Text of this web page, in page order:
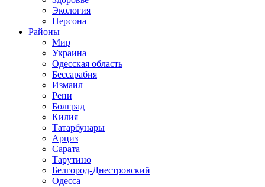
Экология
Персона
Районы
Мир
Украина
Одесская область
Бессарабия
Измаил
Рени
Болград
Килия
Татарбунары
Арциз
Сарата
Тарутино
Белгород-Днестровский
Одесса